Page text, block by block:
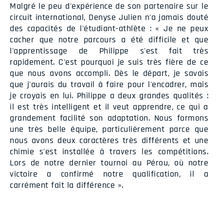
Malgré le peu d'expérience de son partenaire sur le
circuit international, Denyse Julien n'a jamais douté
des capacités de l'étudiant-athlète : « Je ne peux
cacher que notre parcours a été difficile et que
l'apprentissage de Philippe s'est fait très
rapidement. C'est pourquoi je suis très fière de ce
que nous avons accompli. Dès le départ, je savais
que j'aurais du travail à faire pour l'encadrer, mais
je croyais en lui. Philippe a deux grandes qualités :
il est très intelligent et il veut apprendre, ce qui a
grandement facilité son adaptation. Nous formons
une très belle équipe, particulièrement parce que
nous avons deux caractères très différents et une
chimie s'est installée à travers les compétitions.
Lors de notre dernier tournoi au Pérou, où notre
victoire a confirmé notre qualification, il a
carrément fait la différence ».